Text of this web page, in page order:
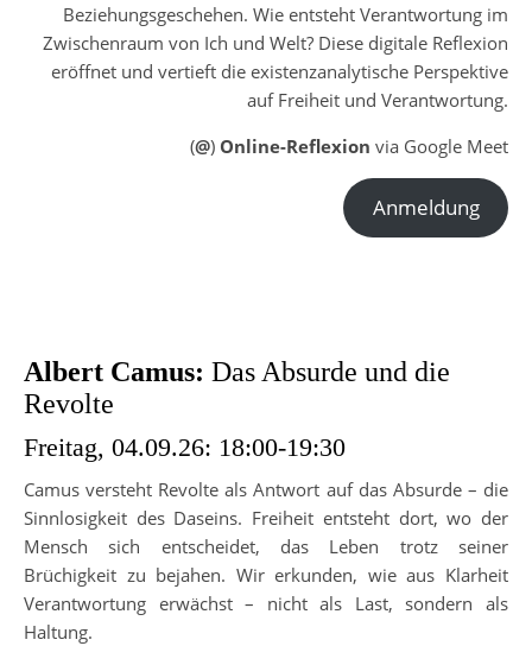
Beziehungsgeschehen. Wie entsteht Verantwortung im
Zwischenraum von Ich und Welt? Diese digitale Reflexion
eröffnet und vertieft die existenzanalytische Perspektive
auf Freiheit und Verantwortung.
(@) Online-Reflexion via Google Meet
Anmeldung
Albert Camus: Das Absurde und die
Revolte
Freitag, 04.09.26: 18:00-19:30
Camus versteht Revolte als Antwort auf das Absurde – die
Sinnlosigkeit des Daseins. Freiheit entsteht dort, wo der
Mensch sich entscheidet, das Leben trotz seiner
Brüchigkeit zu bejahen. Wir erkunden, wie aus Klarheit
Verantwortung erwächst – nicht als Last, sondern als
Haltung.